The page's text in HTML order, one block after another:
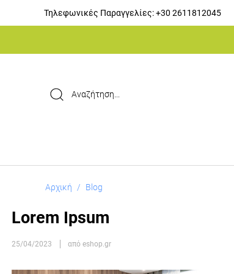
Τηλεφωνικές Παραγγελίες:+30 2611812045
Αρχική / Blog
Lorem Ipsum
25/04/2023 από eshop.gr